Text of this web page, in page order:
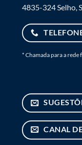
4835-324 Selho,
* Chamada para a rede
CANAL